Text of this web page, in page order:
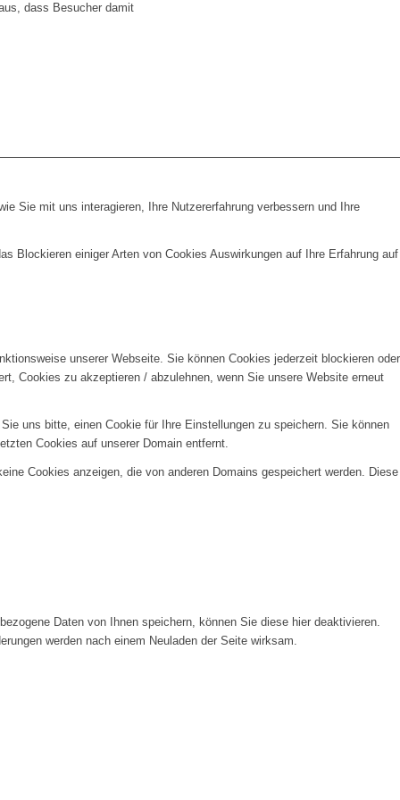
dass Besucher damit
Sie mit uns interagieren, Ihre Nutzererfahrung verbessern und Ihre
Blockieren einiger Arten von Cookies Auswirkungen auf Ihre Erfahrung auf
unserer Webseite. Sie können Cookies jederzeit blockieren oder
Cookies zu akzeptieren / abzulehnen, wenn Sie unsere Website erneut
uns bitte, einen Cookie für Ihre Einstellungen zu speichern. Sie können
Cookies auf unserer Domain entfernt.
Cookies anzeigen, die von anderen Domains gespeichert werden. Diese
Daten von Ihnen speichern, können Sie diese hier deaktivieren.
werden nach einem Neuladen der Seite wirksam.